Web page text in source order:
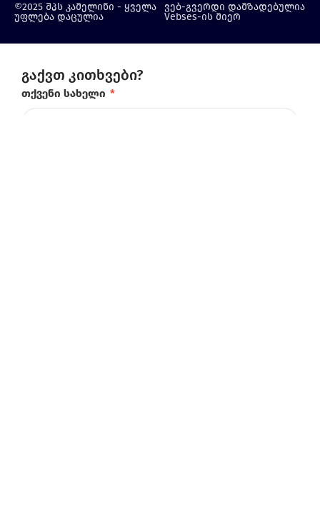
©2025 შპს კამელინი - ყველა
უფლება დაცულია
ვებ-გვერდი დამზადებულია
Vebses-ის მიერ
გაქვთ კითხვები?
თქვენი სახელი *